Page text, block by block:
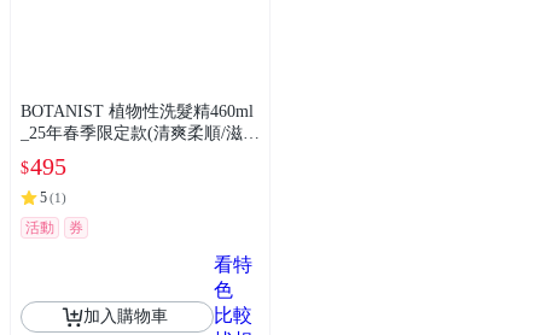
BOTANIST 植物性洗髮精460ml
_25年春季限定款(清爽柔順/滋
潤/受損護理)
$495
5(1)
活動 券
加入購物車
看特
色
比較